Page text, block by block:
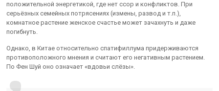
положительной энергетикой, где нет ссор и конфликтов. При
серьёзных семейных потрясениях (измены, развод и т.п.),
комнатное растение женское счастье может зачахнуть и даже
погибнуть.
Однако, в Китае относительно спатифиллума придерживаются
противоположного мнения и считают его негативным растением.
По Фен Шуй оно означает «вдовьи слёзы».